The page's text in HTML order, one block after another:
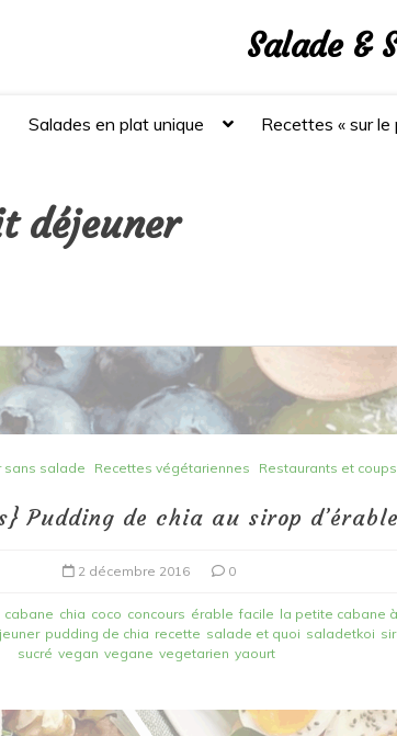
Salade &
Salades en plat unique Recettes « sur le
déjeuner
sans salade Recettes végétariennes Restaurants et
Pudding de chia au sirop d’érable
2 décembre 2016 0
cabane chia coco concours érable facile la petite cabane
pudding de chia recette salade et quoi saladetkoi
sucré vegan vegane vegetarien yaourt